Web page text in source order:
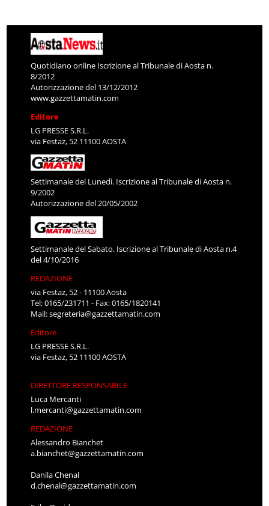
Quotidiano online Iscrizione al Tribunale di Aosta n.
8/2012
Autorizzazione del 13/12/2012
www.gazzettamatin.com
Editore
LG PRESSE S.R.L.
via Festaz, 52 11100 AOSTA
Settimanale del Lunedì. Iscrizione al Tribunale di Aosta n.
9/2002
Autorizzazione del 20/05/2002
Settimanale del Sabato. Iscrizione al Tribunale di Aosta n.4
del 4/10/2016
REDAZIONE
via Festaz, 52 - 11100 Aosta
Tel: 0165/231711 - Fax: 0165/1820141
Mail:segreteria@gazzettamatin.com
Editore
LG PRESSE S.R.L.
via Festaz, 52 11100 AOSTA
DIRETTORE RESPONSABILE
Luca Mercanti
l.mercanti@gazzettamatin.com
REDAZIONE
Alessandro Bianchet
a.bianchet@gazzettamatin.com
Danila Chenal
d.chenal@gazzettamatin.com